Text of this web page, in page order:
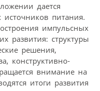
дается
питания.
импульсных
развития: структуры
решения,
конструктивно-
внимание на
итоги развития